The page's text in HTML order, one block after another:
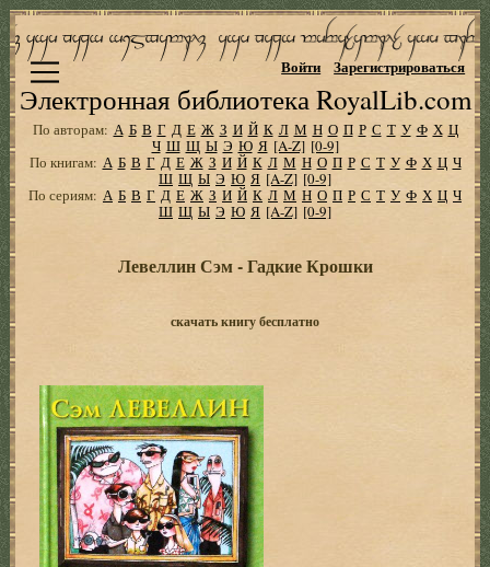
Электронная библиотека RoyalLib.com
Войти Зарегистрироваться
По авторам: А Б В Г Д Е Ж З И Й К Л М Н О П Р С Т У Ф Х Ц
Ч Ш Щ Ы Э Ю Я [A-Z] [0-9]
По книгам: А Б В Г Д Е Ж З И Й К Л М Н О П Р С Т У Ф Х Ц Ч
Ш Щ Ы Э Ю Я [A-Z] [0-9]
По сериям: А Б В Г Д Е Ж З И Й К Л М Н О П Р С Т У Ф Х Ц Ч
Ш Щ Ы Э Ю Я [A-Z] [0-9]
Левеллин Сэм - Гадкие Крошки
скачать книгу бесплатно